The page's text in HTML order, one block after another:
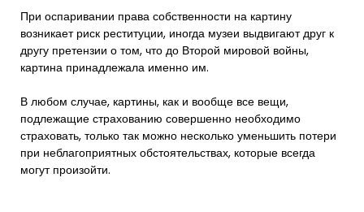
При оспаривании права собственности на картину
возникает риск реституции, иногда музеи выдвигают друг к
другу претензии о том, что до Второй мировой войны,
картина принадлежала именно им.
В любом случае, картины, как и вообще все вещи,
подлежащие страхованию совершенно необходимо
страховать, только так можно несколько уменьшить потери
при неблагоприятных обстоятельствах, которые всегда
могут произойти.